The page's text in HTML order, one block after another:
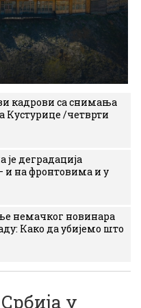
кадрови са снимања
/четврти
деградација
и на фронтовима и у
немачког новинара
Како да убијемо што
у